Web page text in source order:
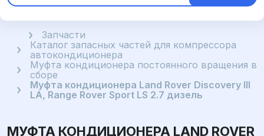
ГлавнаяЗапчасти
Каталог запасных частей для компрессора
автокондиционера
Муфта кондиционера постоянного вращения в
сборе
Муфта кондиционера Land Rover Discovery III
LA, Range Rover Sport LS 2.7 дизель
МУФТА КОНДИЦИОНЕРА LAND ROVER